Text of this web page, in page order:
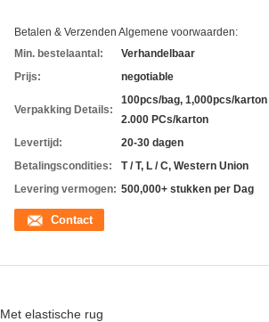
Betalen & Verzenden Algemene voorwaarden:
Min. bestelaantal:
Verhandelbaar
Prijs:
negotiable
Verpakking Details:
100pcs/bag, 1,000pcs/karton
2.000 PCs/karton
Levertijd:
20-30 dagen
Betalingscondities:
T / T, L / C, Western Union
Levering vermogen: 500,000+ stukken per Dag
Contact
Met elastische rug